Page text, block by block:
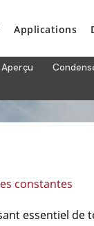
Applications
Aperçu
constantes
essentiel